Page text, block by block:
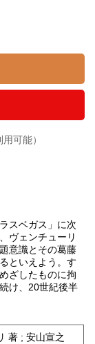
可能）
スベガス」に次
ヴェンチューリ
意識とその葛藤
といえよう。す
ざしたものに拘
け、20世紀後半
録であるという
・ブラウンとの
講演や雑誌の原
著 ; 安山宣之